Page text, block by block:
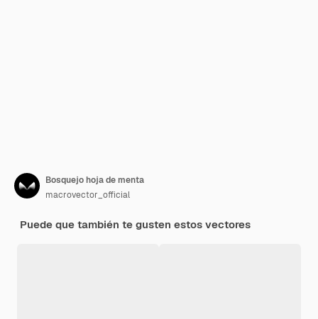
Bosquejo hoja de menta
macrovector_official
Puede que también te gusten estos vectores